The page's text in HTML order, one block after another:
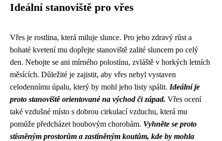
Ideální stanoviště pro vřes
Vřes je rostlina, která miluje slunce. Pro jeho zdravý růst a
bohaté kvetení mu dopřejte stanoviště zalité sluncem po celý
den. Nebojte se ani mírného polostínu, zvláště v horkých letních
měsících. Důležité je zajistit, aby vřes nebyl vystaven
celodennímu úpalu, který by mohl jeho listy spálit. Ideální je
proto stanoviště orientované na východ či západ. Vřes ocení
také vzdušné místo s dobrou cirkulací vzduchu, která mu
pomůže předcházet houbovým chorobám. Vyhněte se proto
stísněným prostorům a zastíněným koutům, kde by mohla